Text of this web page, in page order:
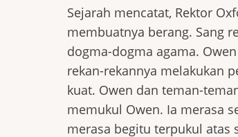
Sejarah mencatat, Rektor
membuatnya berang. Sang
dogma-dogma agama.
rekan-rekannya melakukan
kuat. Owen dan teman-
memukul Owen. Ia merasa
merasa begitu terpukul atas